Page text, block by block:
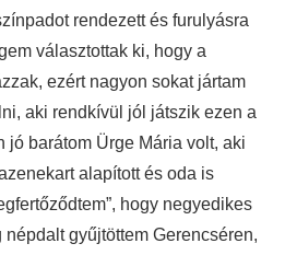
rendezett és furulyásra
választottak ki, hogy a
ezért nagyon sokat jártam
aki rendkívül jól játszik ezen a
jó barátom Ürge Mária volt, aki
alapított és oda is
hogy negyedikes
népdalt gyűjtöttem Gerencséren,